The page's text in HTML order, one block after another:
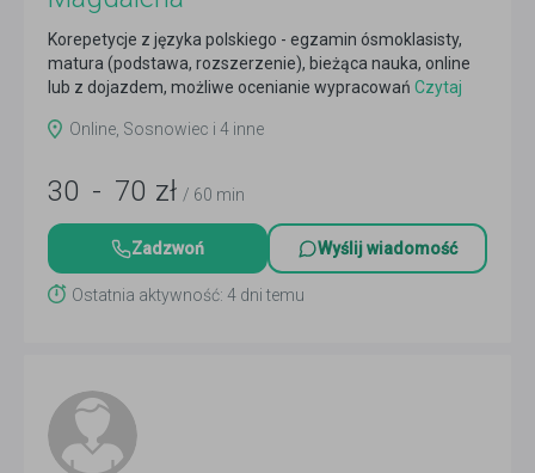
Korepetycje z języka polskiego - egzamin ósmoklasisty,
matura (podstawa, rozszerzenie), bieżąca nauka, online
lub z dojazdem, możliwe ocenianie wypracowań Czytaj
Online, Sosnowiec i 4 inne
30 - 70 zł / 60 min
Zadzwoń Wyślij wiadomość
Ostatnia aktywność: 4 dni temu